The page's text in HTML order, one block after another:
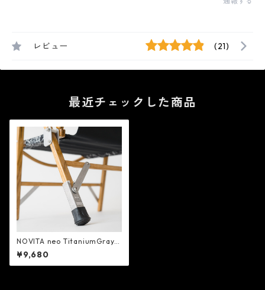
レビュー (21)
最近チェックした商品
NOVITA neo TitaniumGray -
NATURAL MOUNTAIN MOKE
YS
¥9,680